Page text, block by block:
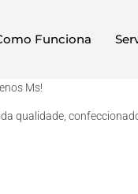
Funciona
Ms!
qualidade,